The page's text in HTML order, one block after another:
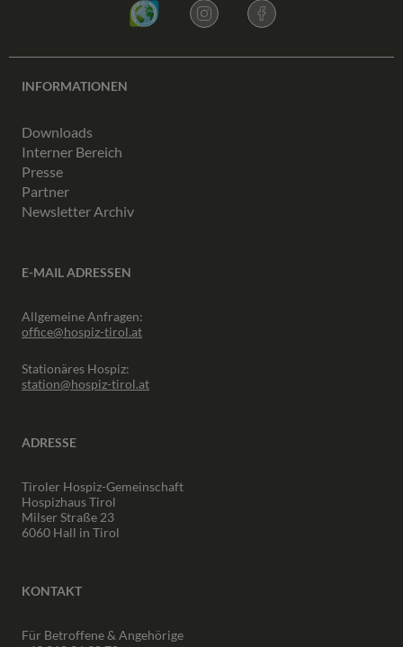
INFORMATIONEN
Downloads
Interner Bereich
Presse
Partner
Newsletter Archiv
E-MAIL ADRESSEN
Allgemeine Anfragen:
office@hospiz-tirol.at
Stationäres Hospiz:
station@hospiz-tirol.at
ADRESSE
Tiroler Hospiz-Gemeinschaft
Hospizhaus Tirol
Milser Straße 23
6060 Hall in Tirol
KONTAKT
Für Betroffene & Angehörige